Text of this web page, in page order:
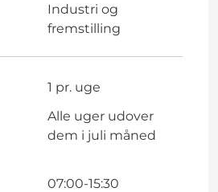
Industri og
fremstilling
1 pr. uge
Alle uger udover
dem i juli måned
07:00-15:30